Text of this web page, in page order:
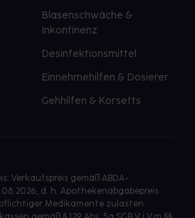
Blasenschwäche &
Inkontinenz
Desinfektionsmittel
Einnehmehilfen & Dosierer
Gehhilfen & Korsetts
Verkaufspreis gemäß ABDA-
d. h. Apothekenabgabepreis
Medikamente zulasten